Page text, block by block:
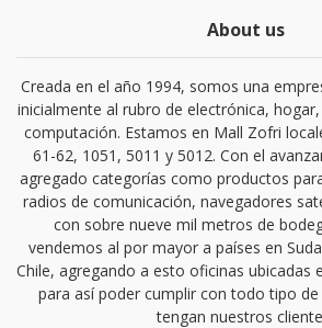
About us
Creada en el año 1994, somos una
inicialmente al rubro de electrónica,
computación. Estamos en Mall Zofri
61-62, 1051, 5011 y 5012. Con el
agregado categorías como productos
radios de comunicación, navegadores
con sobre nueve mil metros de
vendemos al por mayor a países en
Chile, agregando a esto oficinas ubicadas
para así poder cumplir con todo tipo
tengan nuestros